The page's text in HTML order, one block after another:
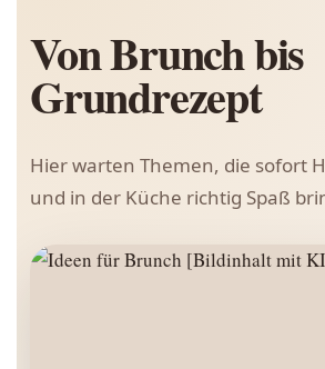
Von Brunch bis
Grundrezept
Hier warten Themen, die sofort
und in der Küche richtig Spaß